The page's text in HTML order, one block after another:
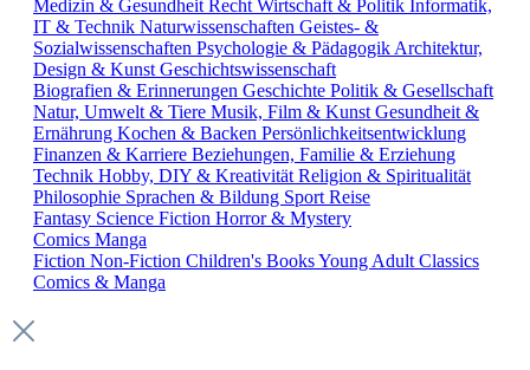
Medizin & Gesundheit Recht Wirtschaft & Politik Informatik,
IT & Technik Naturwissenschaften Geistes- &
Sozialwissenschaften Psychologie & Pädagogik Architektur,
Design & Kunst Geschichtswissenschaft
Biografien & Erinnerungen Geschichte Politik & Gesellschaft
Natur, Umwelt & Tiere Musik, Film & Kunst Gesundheit &
Ernährung Kochen & Backen Persönlichkeitsentwicklung
Finanzen & Karriere Beziehungen, Familie & Erziehung
Technik Hobby, DIY & Kreativität Religion & Spiritualität
Philosophie Sprachen & Bildung Sport Reise
Fantasy Science Fiction Horror & Mystery
Comics Manga
Fiction Non-Fiction Children's BooksYoung Adult Classics
Comics & Manga